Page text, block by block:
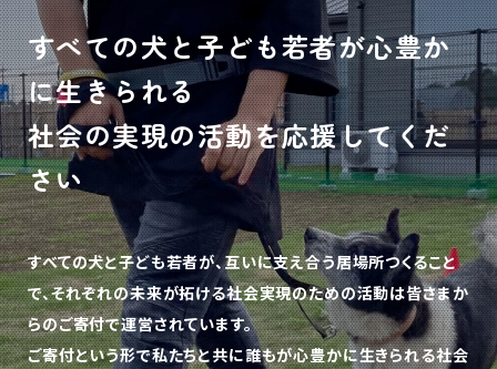
すべての犬と子ども若者が心豊か
に生きられる
社会の実現の活動を応援してくだ
さい
すべての犬と子ども若者が、互いに支え合う居場所つくること
で、それぞれの未来が拓ける社会実現のための活動は皆さまか
らのご寄付で運営されています。
ご寄付という形で私たちと共に誰もが心豊かに生きられる社会